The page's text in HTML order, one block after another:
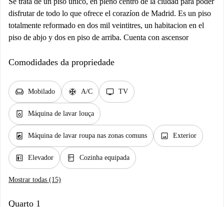
disfrutar de todo lo que ofrece el corazíon de Madrid. Es un piso
totalmente reformado en dos mil veintitres, un habitacion en el
piso de abjo y dos en piso de arriba. Cuenta con ascensor
Comodidades da propriedade
chair Mobilado ac_unit A/C tv TV
dishwasher_gen Máquina de lavar louça
local_laundry_service Máquina de lavar roupa nas zonas comuns image Exterior
elevator Elevador kitchen Cozinha equipada
Mostrar todas (15)
Quarto 1